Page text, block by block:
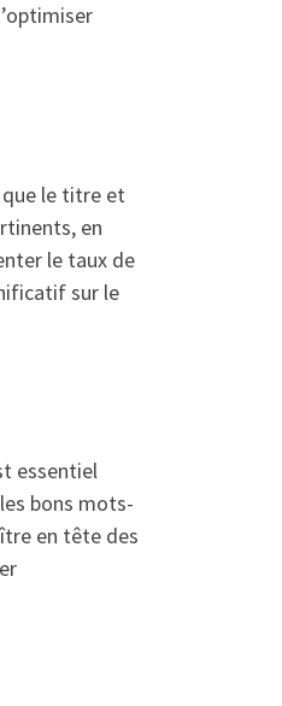
que le titre et
en
le taux de
sur le
essentiel
bons mots-
en tête des